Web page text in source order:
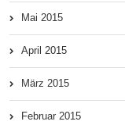
Mai 2015
April 2015
März 2015
Februar 2015